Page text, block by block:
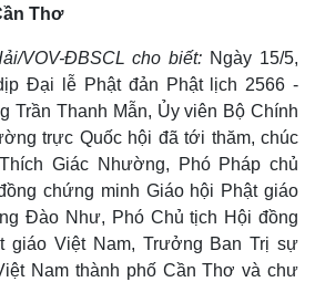
Thơ
VOV-ĐBSCL cho biết: Ngày 15/5,
Đại lễ Phật đản Phật lịch 2566 -
Trần Thanh Mẫn, Ủy viên Bộ Chính
trực Quốc hội đã tới thăm, chúc
Giác Nhường, Phó Pháp chủ
chứng minh Giáo hội Phật giáo
Đào Như, Phó Chủ tịch Hội đồng
giáo Việt Nam, Trưởng Ban Trị sự
Nam thành phố Cần Thơ và chư